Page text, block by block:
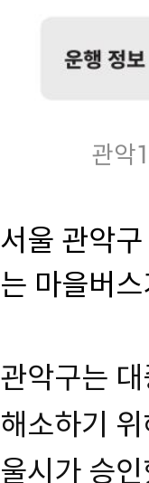
관악
서울 관악
는 마을버
관악구는
해소하기
울시가 승